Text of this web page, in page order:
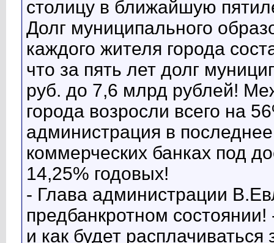
столицу в ближайшую
Долг муниципального
каждого жителя города
что за пять лет долг
руб. до 7,6 млрд рублей!
города возросли всего на
администрация в
коммерческих банках под
14,25% годовых!
- Глава администрации
предбанкротном
и как будет